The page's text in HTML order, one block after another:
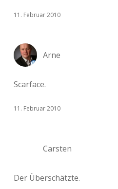
11. Februar 2010
Arne
Scarface.
11. Februar 2010
Carsten
Der Überschätzte.